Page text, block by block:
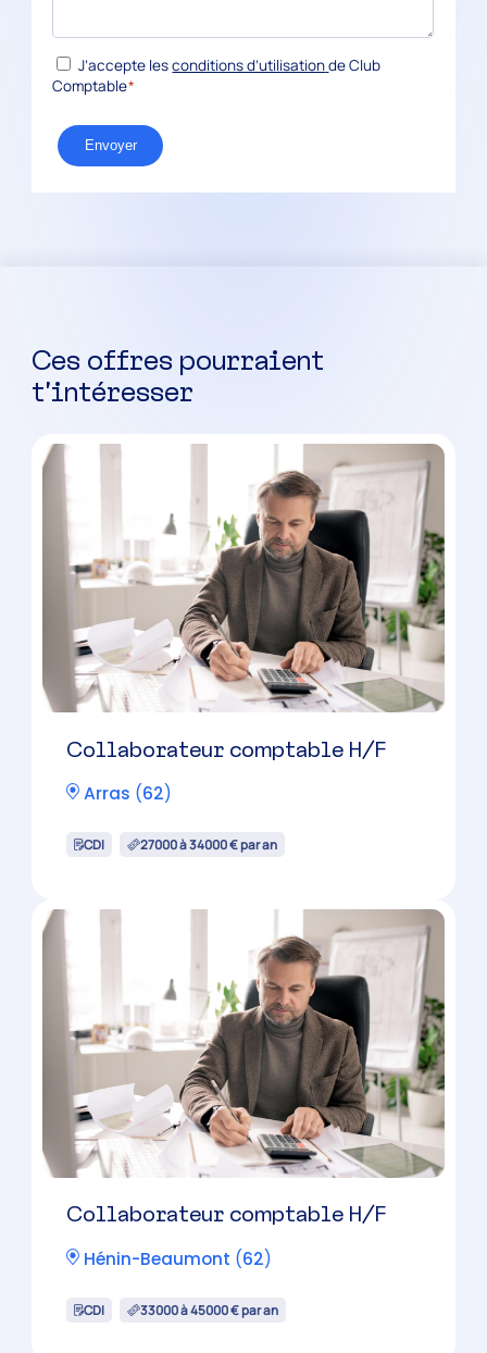
RGPD*
J’accepte lesconditions d’utilisationde Club
Comptable*
Envoyer
Ces offres pourraient
t’intéresser
Collaborateur comptable H/F
Arras (62)
CDI 27000 à 34000 € par an
Collaborateur comptable H/F
Hénin-Beaumont (62)
CDI 33000 à 45000 € par an